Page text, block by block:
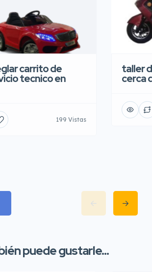
carrito de
tecnico en
199 Vistas
taller
cerca
puede gustarle...